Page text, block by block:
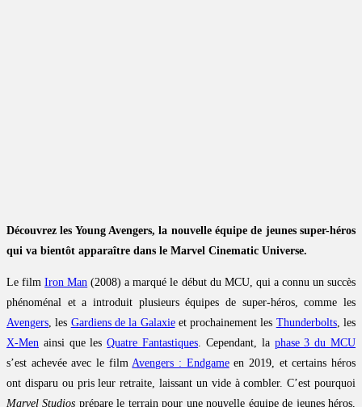
Découvrez les Young Avengers, la nouvelle équipe de jeunes super-héros
qui va bientôt apparaître dans le Marvel Cinematic Universe.
Le filmIron Man (2008) a marqué le début du MCU, qui a connu un succès
phénoménal et a introduit plusieurs équipes de super-héros, comme les
Avengers, les Gardiens de la Galaxieet prochainement les Thunderbolts, les
X-Men ainsi que lesQuatre Fantastiques. Cependant, la phase 3 du MCU
s’est achevée avec le filmAvengers : Endgameen 2019, et certains héros
ont disparu ou pris leur retraite, laissant un vide à combler. C’est pourquoi
Marvel Studios prépare le terrain pour une nouvelle équipe de jeunes héros,